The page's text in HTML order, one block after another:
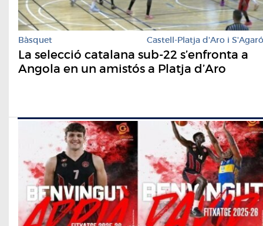
Bàsquet Castell-Platja d'Aro i S'Agaró
La selecció catalana sub-22 s’enfronta a
Angola en un amistós a Platja d’Aro